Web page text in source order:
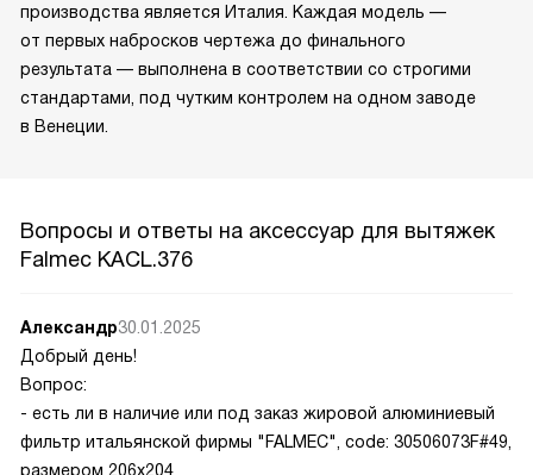
производства является Италия. Каждая модель —
от первых набросков чертежа до финального
результата — выполнена в соответствии со строгими
стандартами, под чутким контролем на одном заводе
в Венеции.
Вопросы и ответы на аксессуар для вытяжек
Falmec KACL.376
Александр30.01.2025
Добрый день!
Вопрос:
- есть ли в наличие или под заказ жировой алюминиевый
фильтр итальянской фирмы "FALMEC", code: 30506073F#49,
размером 206х204